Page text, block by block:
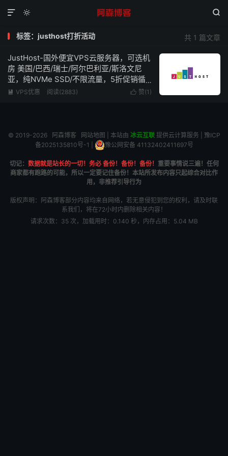
 

共 1 篇文章
标签：justhost打折活动
JustHost-国外便宜VPS云服务器，可选机
房 美国/巴西/瑞士/阿尔巴利亚/斯洛文尼
亚，纯NVMe SSD/不限流量，5折促销循
环折扣，低至$2.34/月
 赞(1 )
 VPS优惠 阅读(2883)
© 2019-2026 阿森博客 网站地图 | 本站由 冰云互联提供云计算服务 | 豫ICP
备2025135810号-1
豫公网安备 41132402411697号
切记： 数据就是站长的一切！务必 备份！备份！备份！ 重要事情说三遍！任何
商家都有跑路的可能，所以一定要记住备份！本站所发布内容只起综合对比作
用，非推荐引导行为
版权声明：阿森博客部分内容均来自网络，若无意侵犯到您的权利，请及时联
系我们，将在72小时内删除相关内容！
请求次数：35 次，加载用时：0.140 秒，内存占用：5.04 MB